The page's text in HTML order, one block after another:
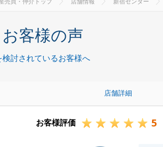
売買・仲介トップ 店舗情報 新宿センター
お客様の声
検討されているお客様へ
店舗詳細
お客様評価 5